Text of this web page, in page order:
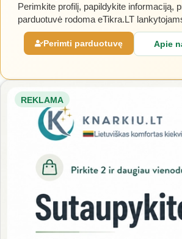
Perimkite profilį, papildykite informaciją,
parduotuvė rodoma eTikra.LT
Perimti parduotuvę Apie
REKLAMA